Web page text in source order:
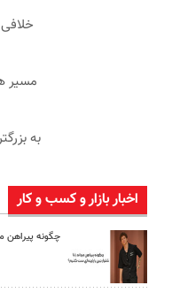
مسیر
به
اخبار بازار و کسب و کار
چگونه پیراهن